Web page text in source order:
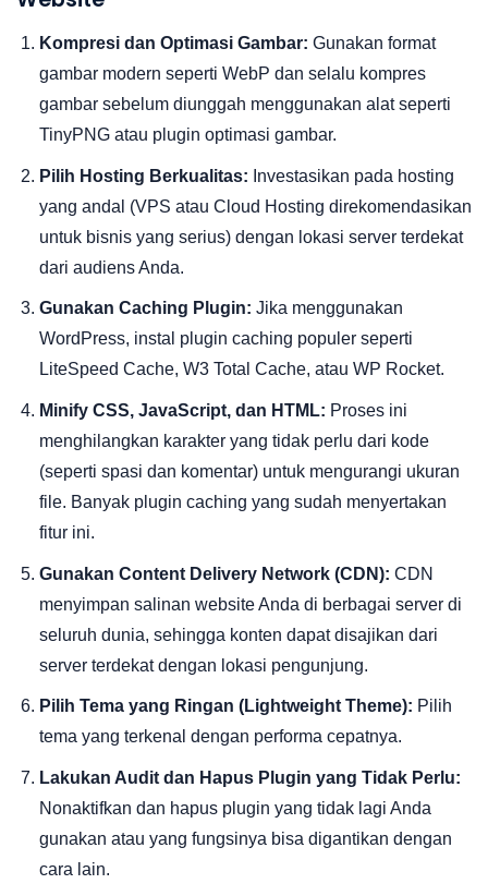
Kompresi dan Optimasi Gambar: Gunakan format
gambar modern seperti WebP dan selalu kompres
gambar sebelum diunggah menggunakan alat seperti
TinyPNG atau plugin optimasi gambar.
Pilih Hosting Berkualitas: Investasikan pada hosting
yang andal (VPS atau Cloud Hosting direkomendasikan
untuk bisnis yang serius) dengan lokasi server terdekat
dari audiens Anda.
Gunakan Caching Plugin: Jika menggunakan
WordPress, instal plugin caching populer seperti
LiteSpeed Cache, W3 Total Cache, atau WP Rocket.
Minify CSS, JavaScript, dan HTML: Proses ini
menghilangkan karakter yang tidak perlu dari kode
(seperti spasi dan komentar) untuk mengurangi ukuran
file. Banyak plugin caching yang sudah menyertakan
fitur ini.
Gunakan Content Delivery Network (CDN): CDN
menyimpan salinan website Anda di berbagai server di
seluruh dunia, sehingga konten dapat disajikan dari
server terdekat dengan lokasi pengunjung.
Pilih Tema yang Ringan (Lightweight Theme): Pilih
tema yang terkenal dengan performa cepatnya.
Lakukan Audit dan Hapus Plugin yang Tidak Perlu:
Nonaktifkan dan hapus plugin yang tidak lagi Anda
gunakan atau yang fungsinya bisa digantikan dengan
cara lain.